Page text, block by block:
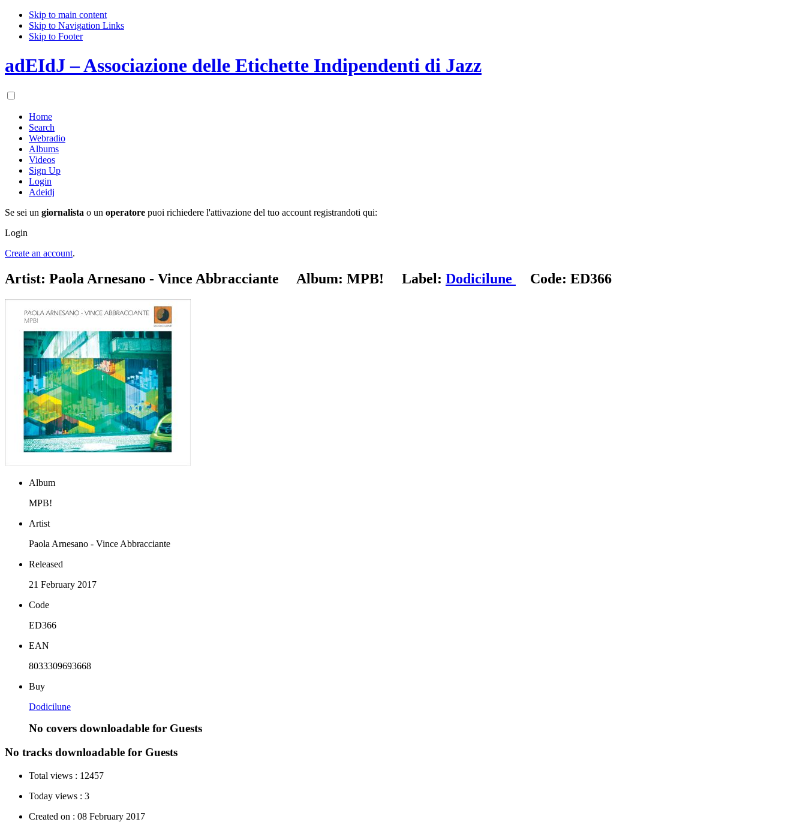
Skip to main content
Skip to Navigation Links
Skip to Footer
adEIdJ – Associazione delle Etichette Indipendenti di Jazz
Home
Search
Webradio
Albums
Videos
Sign Up
Login
Adeidj
Se sei un giornalista o un operatore puoi richiedere l'attivazione del tuo account registrandoti qui:
Login
Create an account.
Artist: Paola Arnesano - Vince Abbracciante Album: MPB! Label: Dodicilune Code: ED366
Album
MPB!
Artist
Paola Arnesano - Vince Abbracciante
Released
21 February 2017
Code
ED366
EAN
8033309693668
Buy
Dodicilune
No covers downloadable for Guests
No tracks downloadable for Guests
Total views : 12457
Today views : 3
Created on : 08 February 2017